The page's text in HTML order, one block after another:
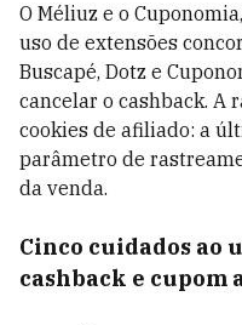
O Méliuz e o
uso de extensões
Buscapé, Dotz e
cancelar o cashback. A
cookies de afiliado: a
parâmetro de
da venda.
Cinco cuidados ao
cashback e cupom